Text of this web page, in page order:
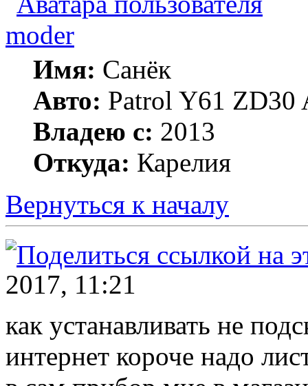
moder
Имя: Санёк
Авто: Patrol Y61 ZD30
Владею с: 2013
Откуда: Карелия
Вернуться к началу
2017, 11:21
как устанавливать не
интернет короче надо